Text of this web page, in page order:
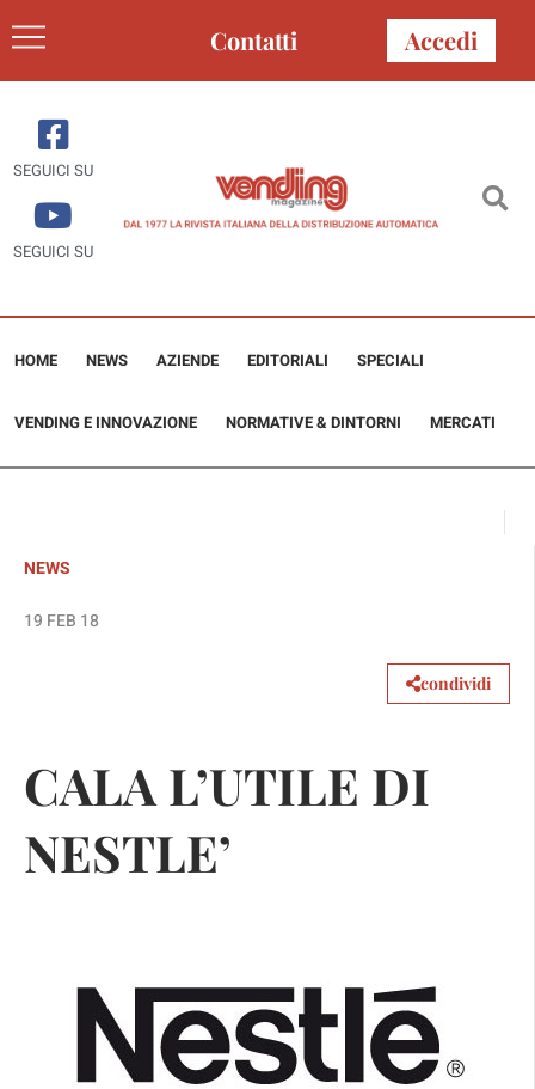
Contatti Accedi
SEGUICI SU
SEGUICI SU
HOME NEWS AZIENDE EDITORIALI SPECIALI
VENDING E INNOVAZIONE NORMATIVE & DINTORNI MERCATI
NEWS
19 FEB 18
condividi
CALA L’UTILE DI
NESTLE’